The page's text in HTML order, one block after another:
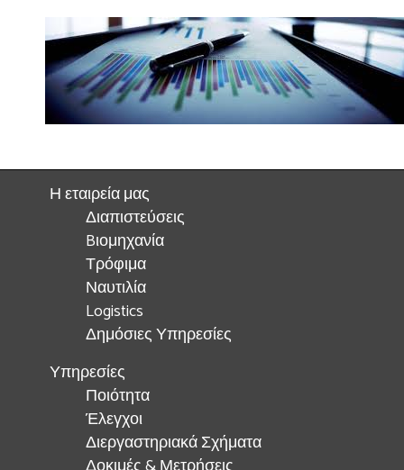
Η εταιρεία μας
Διαπιστεύσεις
Bιομηχανία
Τρόφιμα
Ναυτιλία
Logistics
Δημόσιες Υπηρεσίες
Υπηρεσίες
Ποιότητα
Έλεγχοι
Διεργαστηριακά Σχήματα